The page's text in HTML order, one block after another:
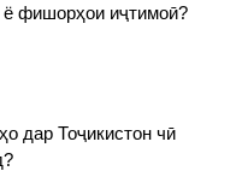
ё фишорҳои иҷтимоӣ?
дар Тоҷикистон чӣ